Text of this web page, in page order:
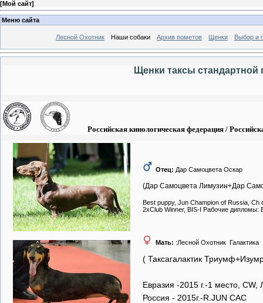
[Мой сайт]
Меню сайта
Лесной Охотник Наши собаки Архив пометов Щенки Выбор и
Щенки таксы стандартной
Российская кинологическая федерация /
Отец: Дар Самоцвета Оскар
(Дар Самоцвета Лимузин+Дар
Best puppy, Jun Champion of Russia, Ch
2xClub Winner, BIS-I Рабочие дипломы:
Мать: :Лесной Охотник Галактика
( Таксагалактик
Евразия -2015 г.-1 место,
Россия - 2015г.-R.JUN CAC